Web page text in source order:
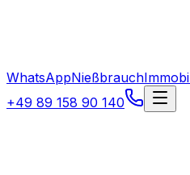
WhatsAppNießbrauch
+49 89 158 90 140